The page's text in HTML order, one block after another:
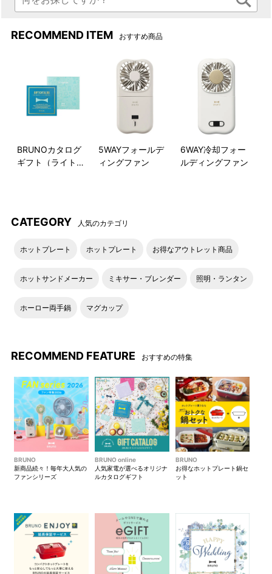
RECOMMEND ITEM おすすめ商品
BRUNOカタログ
ギフト（ライトブ
5WAYフォールデ
ィングファン
6WAY冷却フォー
ルディングファン
CATEGORY 人気のカテゴリ
ホットプレート ホットプレート お得なアウトレット商品
ホットサンドメーカー ミキサー・ブレンダー 照明・ランタン
ホーロー両手鍋 マグカップ
RECOMMEND FEATURE おすすめの特集
BRUNO
新商品続々！毎年大人気の
ファンシリーズ
BRUNO online
人気家電が選べるオリジナ
ルカタログギフト
BRUNO
お得なホットプレート鍋セ
ット